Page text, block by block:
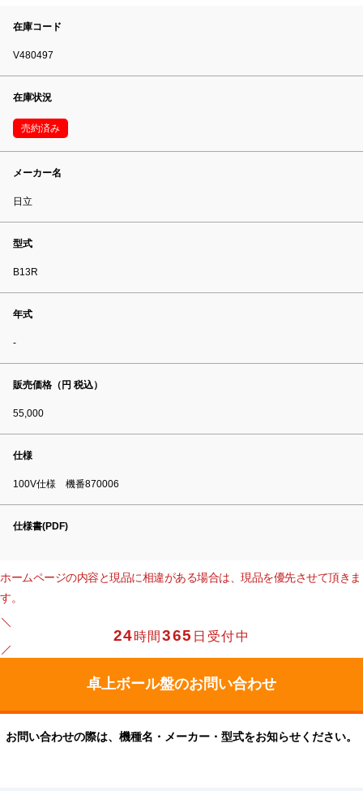
在庫コード
V480497
在庫状況
売約済み
メーカー名
日立
型式
B13R
年式
-
販売価格（円 税込）
55,000
仕様
100V仕様 機番870006
仕様書(PDF)
ホームページの内容と現品に相違がある場合は、現品を優先させて頂きま
す。
24時間365 日受付中
お問い合わせの際は、機種名・メーカー・型式をお知らせください。